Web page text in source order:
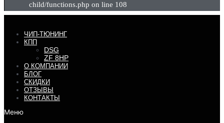
child/functions.php on line 108
ЧИП-ТЮНИНГ
КПП
DSG
ZF 8HP
О КОМПАНИИ
БЛОГ
СКИДКИ
ОТЗЫВЫ
КОНТАКТЫ
Меню